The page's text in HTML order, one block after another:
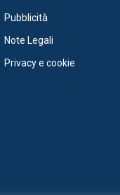
Pubblicità
Note Legali
Privacy e cookie